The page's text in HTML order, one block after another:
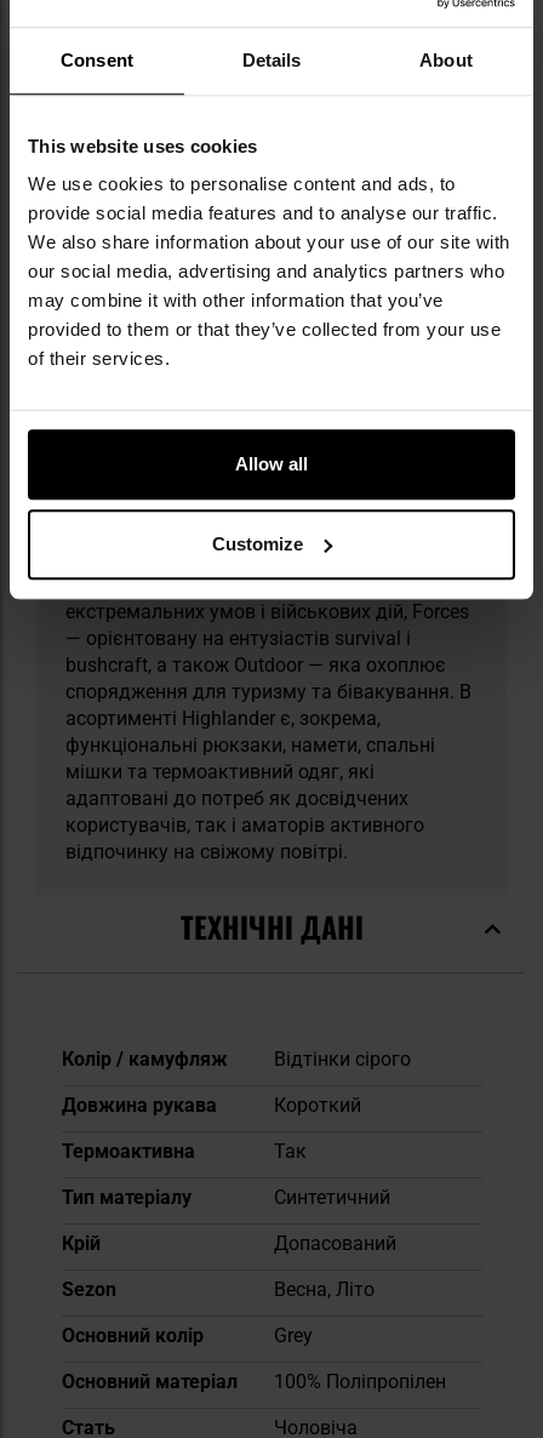
Consent Details About
This website uses cookies
We use cookies to personalise content and ads, to
provide social media features and to analyse our traffic.
We also share information about your use of our site with
our social media, advertising and analytics partners who
may combine it with other information that you’ve
provided to them or that they’ve collected from your use
of their services.
Allow all
Customize
Інформація про виробника та техніку безпеки
Militaria.pl є ексклюзивним дистриб’ютором
бренду Highlander у Польщі.
Highlander — це шотландський бренд,
заснований у 80-х роках XX століття, що
спеціалізується на проєктуванні та
виробництві аутдор-одягу, туристичного
спорядження та кемпінгових аксесуарів.
Компанія пропонує три основні лінійки
продуктів: Tactical — призначену для
екстремальних умов і військових дій, Forces
— орієнтовану на ентузіастів survival і
bushcraft, а також Outdoor — яка охоплює
спорядження для туризму та бівакування. В
асортименті Highlander є, зокрема,
функціональні рюкзаки, намети, спальні
мішки та термоактивний одяг, які
адаптовані до потреб як досвідчених
користувачів, так і аматорів активного
відпочинку на свіжому повітрі.
ТЕХНІЧНІ ДАНІ
Докладніше
Колір / камуфляж
Відтінки сірого
Довжина рукава
Короткий
Термоактивна
Так
Тип матеріалу
Синтетичний
Крій
Допасований
Sezon
Весна, Літо
Основний колір
Grey
Основний матеріал
100% Поліпропілен
Cтать
Чоловіча